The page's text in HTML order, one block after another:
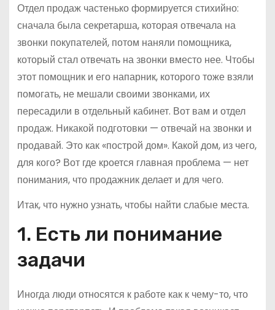
Отдел продаж частенько формируется стихийно:
сначала была секретарша, которая отвечала на
звонки покупателей, потом наняли помощника,
который стал отвечать на звонки вместо нее. Чтобы
этот помощник и его напарник, которого тоже взяли
помогать, не мешали своими звонками, их
пересадили в отдельный кабинет. Вот вам и отдел
продаж. Никакой подготовки — отвечай на звонки и
продавай. Это как «построй дом». Какой дом, из чего,
для кого? Вот где кроется главная проблема — нет
понимания, что продажник делает и для чего.
Итак, что нужно узнать, чтобы найти слабые места.
1. Есть ли понимание
задачи
Иногда люди относятся к работе как к чему-то, что